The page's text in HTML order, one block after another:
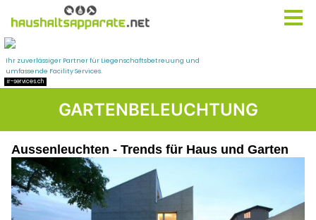
GARTENBELEUCHTUNG
Aussenleuchten - Trends für Haus und Garten